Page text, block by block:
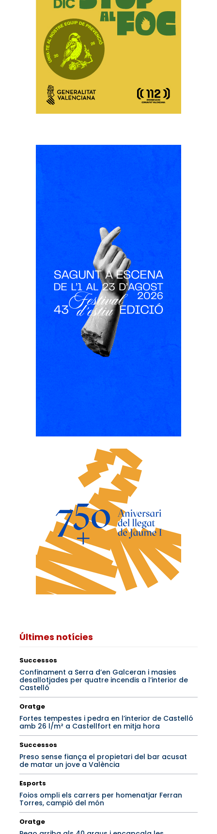
Últimes notícies
Successos
Confinament a Serra d’en Galceran i masies
desallotjades per quatre incendis a l’interior de
Castelló
Oratge
Fortes tempestes i pedra en l’interior de Castelló
amb 26 l/m² a Castellfort en mitja hora
Successos
Preso sense fiança el propietari del bar acusat
de matar un jove a València
Esports
Foios ompli els carrers per homenatjar Ferran
Torres, campió del món
Oratge